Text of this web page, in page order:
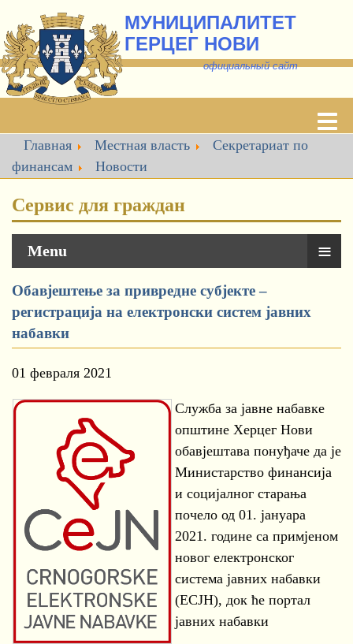
МУНИЦИПАЛИТЕТ
ГЕРЦЕГ НОВИ
официальный сайт
Главная Местная власть
Секретариат по
финансам
Новости
Сервис для граждан
Menu ≡
Обавјештење за привредне субјекте –
регистрација на електронски систем јавних
набавки
01 февраля 2021
Служба за јавне набавке
општине Херцег Нови
обавјештава понуђаче да је
Министарство финансија
и социјалног старања
почело од 01. јануара
2021. године са примјеном
новог електронског
система јавних набавки
(ЕСЈН), док ће портал
јавних набавки